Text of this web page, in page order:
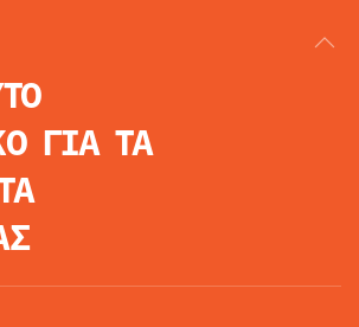
ΓΙΑ ΤΑ